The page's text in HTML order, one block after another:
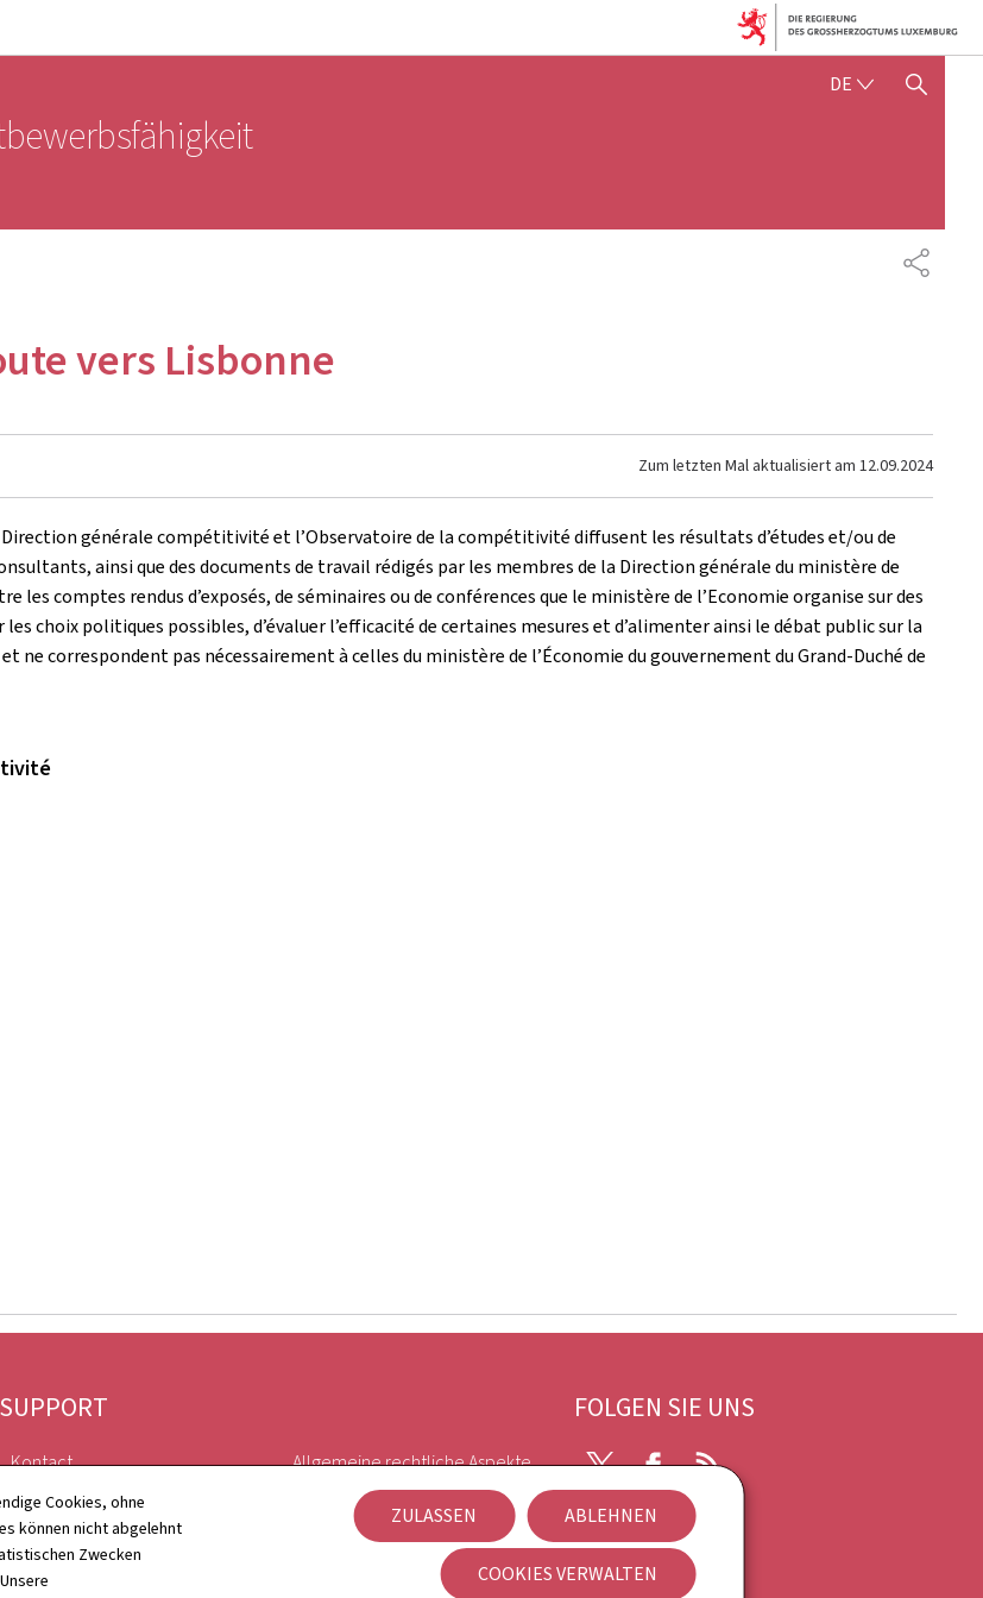
Cookies, ohne
können nicht abgelehnt
Zwecken
ZULASSEN ABLEHNEN
COOKIES VERWALTEN
DE DEUTSCH
SUCHFLED ANZEIGEN /
TEILEN
vers Lisbonne
Zum letzten Mal aktualisiert am 12.09.2024
générale compétitivité et l’Observatoire de la compétitivité diffusent les résultats d’études et/ou de
ainsi que des documents de travail rédigés par les membres de la Direction générale du ministère de
comptes rendus d’exposés, de séminaires ou de conférences que le ministère de l’Economie organise sur des
choix politiques possibles, d’évaluer l’efficacité de certaines mesures et d’alimenter ainsi le débat public sur la
ne correspondent pas nécessairement à celles du ministère de l’Économie du gouvernement du Grand-Duché de
SUPPORT
Kontact
Sitemap
Informationen zur Webseite
Allgemeine rechtliche Aspekte
Barrierefreiheit
Verwaltung der Cookies
FOLGEN SIE UNS
TwitterFacebook
RSS
Newsletter